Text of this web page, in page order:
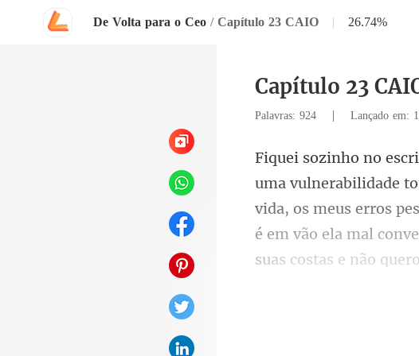
De Volta para o Ceo / Capítulo 23 CAIO | 26.74%
Capítulo 23
Palavras: 924 | Lançado em:
vida, os meus erros
é em vã